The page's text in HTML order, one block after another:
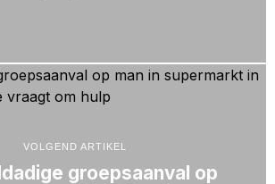
VOLGEND ARTIKEL
groepsaanval op